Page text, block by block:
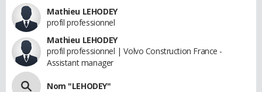
Mathieu LEHODEY
profil professionnel
Mathieu LEHODEY
profil professionnel | Volvo Construction France -
Assistant manager
Nom "LEHODEY"